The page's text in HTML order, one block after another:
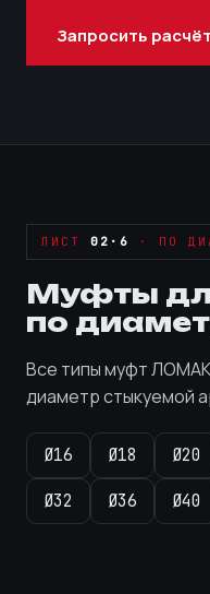
Запросить
ЛИСТ 02·6 · ПО
Муфты
по
Все типы муфт
диаметр стыкуемой
Ø16 Ø18 Ø20
Ø32 Ø36 Ø40